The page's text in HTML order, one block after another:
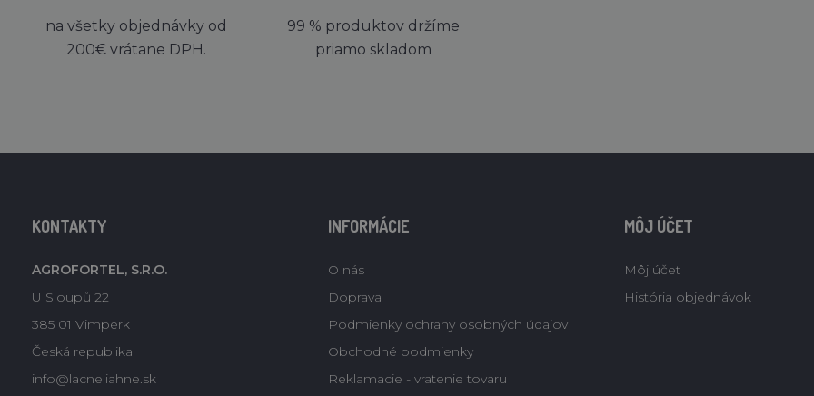
na všetky objednávky od
200€ vrátane DPH.
99 % produktov držíme
priamo skladom
KONTAKTY
AGROFORTEL, S.R.O.
U Sloupů 22
385 01 Vimperk
Česká republika
info@lacneliahne.sk
INFORMÁCIE
O nás
Doprava
Podmienky ochrany osobných údajov
Obchodné podmienky
Reklamacie - vratenie tovaru
MÔJ ÚČET
Môj účet
História objednávok